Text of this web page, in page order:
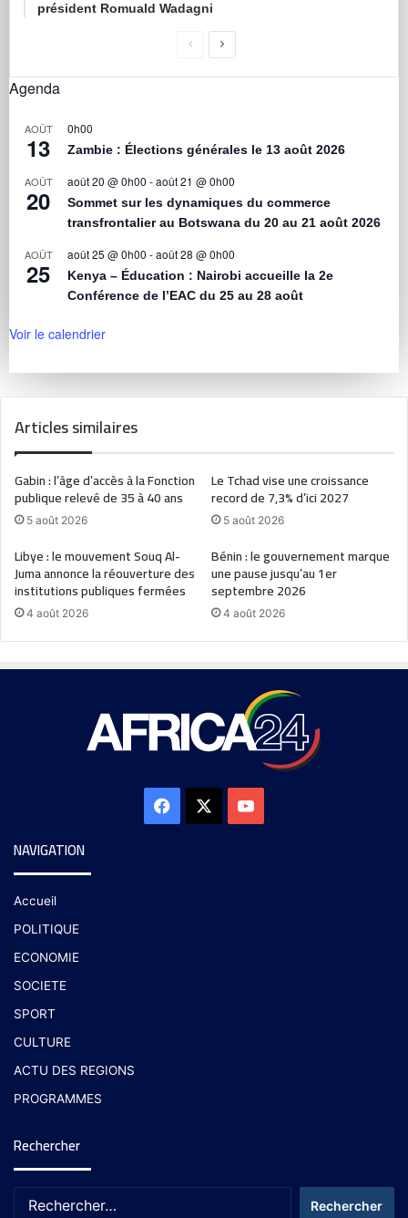
président Romuald Wadagni
Agenda
AOÛT
13
0h00
Zambie : Élections générales le 13 août 2026
AOÛT
20
août 20 @ 0h00 -août 21 @ 0h00
Sommet sur les dynamiques du commerce
transfrontalier au Botswana du 20 au 21 août 2026
AOÛT
25
août 25 @ 0h00 -août 28 @ 0h00
Kenya – Éducation : Nairobi accueille la 2e
Conférence de l’EAC du 25 au 28 août
Voir le calendrier
Articles similaires
Gabin : l’âge d’accès à la Fonction
publique relevé de 35 à 40 ans
5 août 2026
Le Tchad vise une croissance
record de 7,3% d’ici 2027
5 août 2026
Libye : le mouvement Souq Al-
Juma annonce la réouverture des
institutions publiques fermées
4 août 2026
Bénin : le gouvernement marque
une pause jusqu’au 1er
septembre 2026
4 août 2026
NAVIGATION
Accueil
POLITIQUE
ECONOMIE
SOCIETE
SPORT
CULTURE
ACTU DES REGIONS
PROGRAMMES
Rechercher